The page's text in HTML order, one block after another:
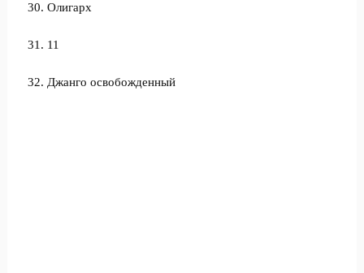
30. Олигарх
31. 11
32. Джанго освобожденный